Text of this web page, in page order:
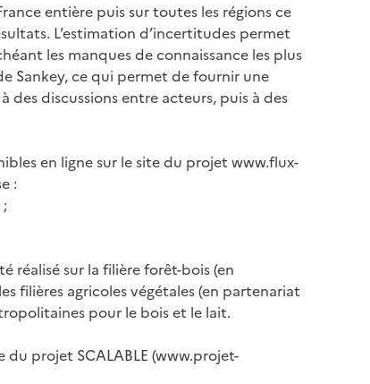
entière puis sur toutes les régions ce
L’estimation d’incertitudes permet
les manques de connaissance les plus
Sankey, ce qui permet de fournir une
discussions entre acteurs, puis à des
en ligne sur le site du projet www.flux-
:
réalisé sur la filière forêt-bois (en
filières agricoles végétales (en partenariat
pour le bois et le lait.
du projet SCALABLE (www.projet-